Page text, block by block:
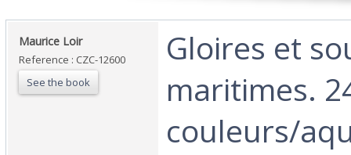
‎Maurice Loir‎
Reference : CZC-12600
See the book
‎Gloires et
maritimes.
couleurs/